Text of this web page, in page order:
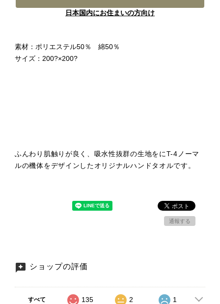
日本国内にお住まいの方向け
素材：ポリエステル50％ 綿50％
サイズ：200?×200?
ふんわり肌触りが良く、吸水性抜群の生地をにT-4ノーマ
ルの機体をデザインしたオリジナルハンドタオルです。
通報する
ショップの評価
すべて 135 2 1